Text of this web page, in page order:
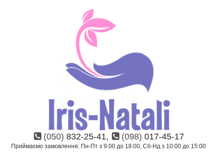
(050) 832-25-41, (098) 017-45-17
Приймаємо замовлення: Пн-Пт з 9:00 до 18:00, Сб-Нд з 10:00 до 15:00